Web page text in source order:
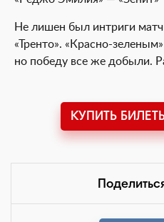
Не лишен был интриги
«Тренто». «Красно-
но победу все же добыли.
КУПИТЬ